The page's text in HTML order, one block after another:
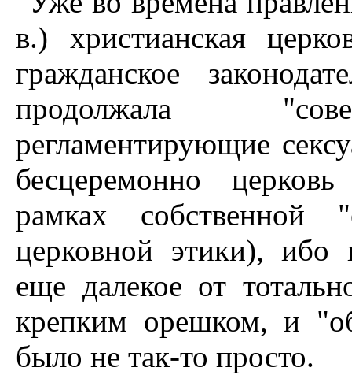
в.) христианская
гражданское
продолжала
регламентирующие
бесцеремонно
рамках собственной
церковной этики), ибо
еще далекое от
крепким орешком, и
было не так-то просто.